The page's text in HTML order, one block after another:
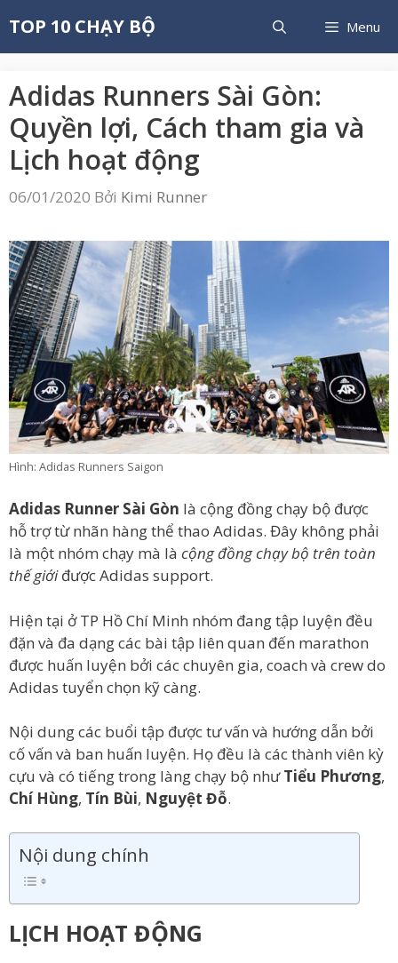
đến
nội
TOP 10 CHẠY BỘ Menu
Adidas Runners Sài Gòn:
Quyền lợi, Cách tham gia và
Lịch hoạt động
06/01/2020 Bởi Kimi Runner
Hình: Adidas Runners Saigon
Adidas Runner Sài Gòn là cộng đồng chạy bộ được
hỗ trợ từ nhãn hàng thể thao Adidas. Đây không phải
là một nhóm chạy mà là cộng đồng chạy bộ trên toàn
thế giớiđược Adidas support.
Hiện tại ở TP Hồ Chí Minh nhóm đang tập luyện đều
đặn và đa dạng các bài tập liên quan đến marathon
được huấn luyện bởi các chuyên gia, coach và crew do
Adidas tuyển chọn kỹ càng.
Nội dung các buổi tập được tư vấn và hướng dẫn bởi
cố vấn và ban huấn luyện. Họ đều là các thành viên kỳ
cựu và có tiếng trong làng chạy bộ nhưTiểu Phương,
Chí Hùng, Tín Bùi, Nguyệt Đỗ.
Nội dung chính
LỊCH HOẠT ĐỘNG